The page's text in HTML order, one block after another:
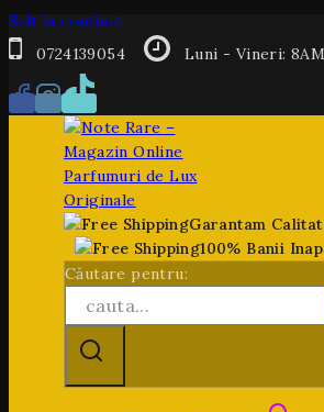
Salt la conținut
0724139054
Luni - Vineri:
Garantam
100% Banii
Căutare pentru: